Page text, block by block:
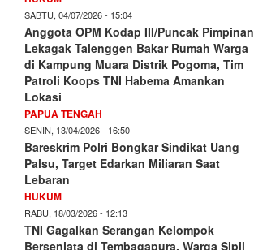
SABTU, 04/07/2026 - 15:04
Anggota OPM Kodap III/Puncak Pimpinan
Lekagak Talenggen Bakar Rumah Warga
di Kampung Muara Distrik Pogoma, Tim
Patroli Koops TNI Habema Amankan
Lokasi
PAPUA TENGAH
SENIN, 13/04/2026 - 16:50
Bareskrim Polri Bongkar Sindikat Uang
Palsu, Target Edarkan Miliaran Saat
Lebaran
HUKUM
RABU, 18/03/2026 - 12:13
TNI Gagalkan Serangan Kelompok
Bersenjata di Tembagapura, Warga Sipil